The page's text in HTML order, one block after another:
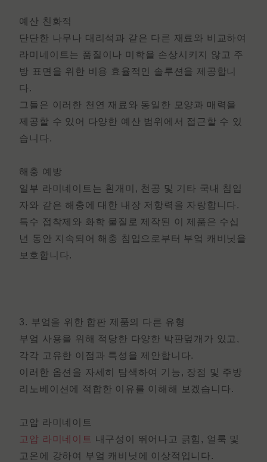
예산 친화적
단단한 나무나 대리석과 같은 다른 재료와 비교하여
라미네이트는 품질이나 미학을 손상시키지 않고 주
방 표면을 위한 비용 효율적인 솔루션을 제공합니
다.
그들은 이러한 천연 재료와 동일한 모양과 매력을
제공할 수 있어 다양한 예산 범위에서 접근할 수 있
습니다.
해충 예방
일부 라미네이트는 흰개미, 천공 및 기타 국내 침입
자와 같은 해충에 대한 내장 저항력을 자랑합니다.
특수 접착제와 화학 물질로 제작된 이 제품은 수십
년 동안 지속되어 해충 침입으로부터 부엌 캐비닛을
보호합니다.
3. 부엌을 위한 합판 제품의 다른 유형
부엌 사용을 위해 적당한 다양한 박판덮개가 있고,
각각 고유한 이점과 특성을 제안합니다.
이러한 옵션을 자세히 탐색하여 기능, 장점 및 주방
리노베이션에 적합한 이유를 이해해 보겠습니다.
고압 라미네이트
고압 라미네이트 내구성이 뛰어나고 긁힘, 얼룩 및
고온에 강하여 부엌 캐비닛에 이상적입니다.